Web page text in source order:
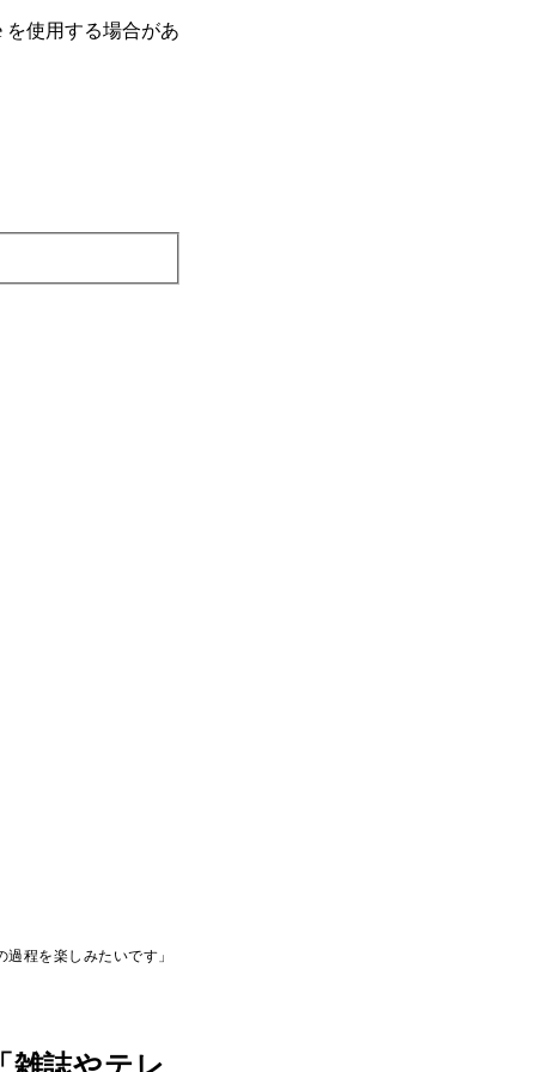
使⽤する場合があ
程を楽しみたいです」
雑誌やテレ